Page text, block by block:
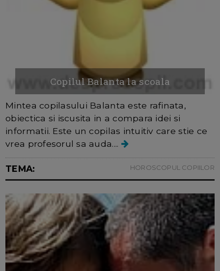
Copilul Balanta la scoala
Mintea copilasului Balanta este rafinata,
obiectica si iscusita in a compara idei si
informatii. Este un copilas intuitiv care stie ce
vrea profesorul sa auda....
TEMA: HOROSCOPUL COPIILOR